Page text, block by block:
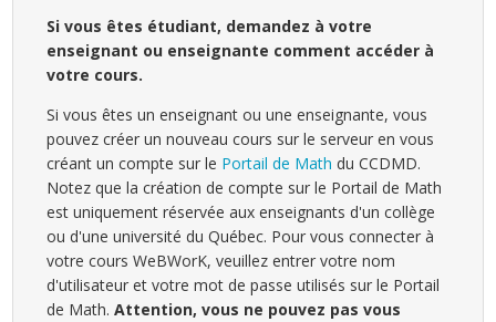
Si vous êtes étudiant, demandez à votre
enseignant ou enseignante comment accéder à
votre cours.
Si vous êtes un enseignant ou une enseignante, vous
pouvez créer un nouveau cours sur le serveur en vous
créant un compte sur le Portail de Math du CCDMD.
Notez que la création de compte sur le Portail de Math
est uniquement réservée aux enseignants d'un collège
ou d'une université du Québec. Pour vous connecter à
votre cours WeBWorK, veuillez entrer votre nom
d'utilisateur et votre mot de passe utilisés sur le Portail
de Math.Attention, vous ne pouvez pas vous